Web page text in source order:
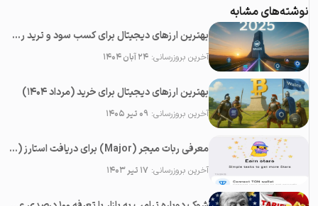
نوشته‌های مشابه
بهترین ارزهای دیجیتال برای کسب سود و ترید روزانه در سال ۲۰۲۵
آخرین بروزرسانی:۲۴ آبان ۱۴۰۴
بهترین ارزهای دیجیتال برای خرید (مرداد ۱۴۰۴)
آخرین بروزرسانی:۰۹ تیر ۱۴۰۵
معرفی ربات میجر (Major) برای دریافت استارز (Stars) رایگان در تلگرام
آخرین بروزرسانی:۱۷ تیر ۱۴۰۳